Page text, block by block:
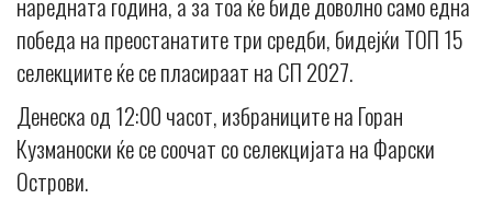
победа на преостанатите три средби, бидејќи ТОП 15
селекциите ќе се пласираат на СП 2027.
Денеска од 12:00 часот, избраниците на Горан
Кузманоски ќе се соочат со селекцијата на Фарски
Острови.